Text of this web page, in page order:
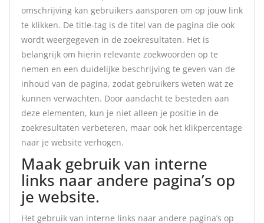
omschrijving kan gebruikers aansporen om op jouw link
te klikken. De title-tag is de titel van de pagina die ook
wordt weergegeven in de zoekresultaten. Het is
belangrijk om hierin relevante zoekwoorden op te
nemen en een duidelijke beschrijving te geven van de
inhoud van de pagina, zodat gebruikers weten wat ze
kunnen verwachten. Door aandacht te besteden aan
deze elementen, kun je niet alleen je positie in de
zoekresultaten verbeteren, maar ook het klikpercentage
naar je website verhogen.
Maak gebruik van interne
links naar andere pagina’s op
je website.
Het gebruik van interne links naar andere pagina’s op